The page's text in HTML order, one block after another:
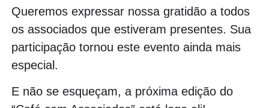
Queremos expressar nossa gratidão a todos
os associados que estiveram presentes. Sua
participação tornou este evento ainda mais
especial.
E não se esqueçam, a próxima edição do